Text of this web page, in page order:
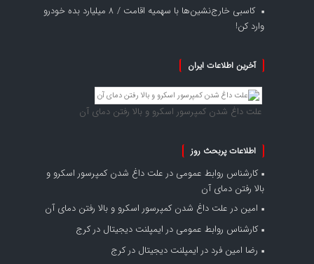
کاسبی خارج‌نشین‌ها با سهمیه اقامت / ۸ میلیارد بده خودرو
وارد کن!
آخرین اطلاعات ایران
علت داغ شدن کمپرسور اسکرو و بالا رفتن دمای آن
اطلاعات پربحث روز
کارشناس روابط عمومی در علت داغ شدن کمپرسور اسکرو و
بالا رفتن دمای آن
امین در علت داغ شدن کمپرسور اسکرو و بالا رفتن دمای آن
کارشناس روابط عمومی در ایمپلنت دیجیتال در کرج
رضا امین فرد در ایمپلنت دیجیتال در کرج